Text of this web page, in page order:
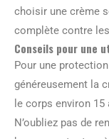
choisir une crème
complète contre
Conseils pour une
Pour une
généreusement la
le corps environ
N’oubliez pas de